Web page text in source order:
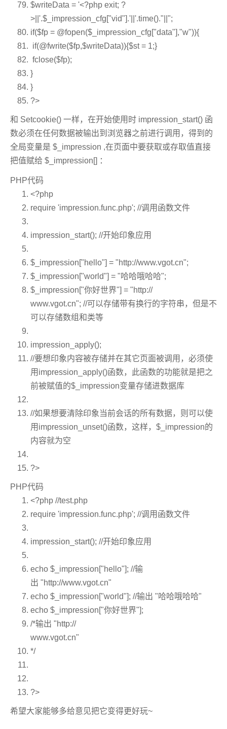
$writeData = '<?php exit; ?
>||'.$_impression_cfg["vid"].'||'.time()."||";
if($fp = @fopen($_impression_cfg["data"],"w")){
if(@fwrite($fp,$writeData)){$st= 1;}
fclose($fp);
}
}
?>
和 Setcookie() 一样，在开始使用时 impression_start() 函
数必须在任何数据被输出到浏览器之前进行调用，得到的
全局变量是 $_impression ,在页面中要获取或存取值直接
把值赋给 $_impression[] ：
PHP代码
<?php
require 'impression.func.php'; //调用函数文件
impression_start(); //开始印象应用
$_impression["hello"] = "http://www.vgot.cn";
$_impression["world"] = "哈哈哦哈哈";
$_impression["你好世界"] = "http://
www.vgot.cn"; //可以存储带有换行的字符串，但是不
可以存储数组和类等
impression_apply();
//要想印象内容被存储并在其它页面被调用，必须使
用impression_apply()函数，此函数的功能就是把之
前被赋值的$_impression变量存储进数据库
//如果想要清除印象当前会话的所有数据，则可以使
用impression_unset()函数，这样，$_impression的
内容就为空
?>
PHP代码
<?php //test.php
require 'impression.func.php'; //调用函数文件
impression_start(); //开始印象应用
echo $_impression["hello"]; //输
出 "http://www.vgot.cn"
echo $_impression["world"]; //输出 "哈哈哦哈哈"
echo $_impression["你好世界"];
/*输出 "http://
www.vgot.cn"
*/
?>
希望大家能够多给意见把它变得更好玩~